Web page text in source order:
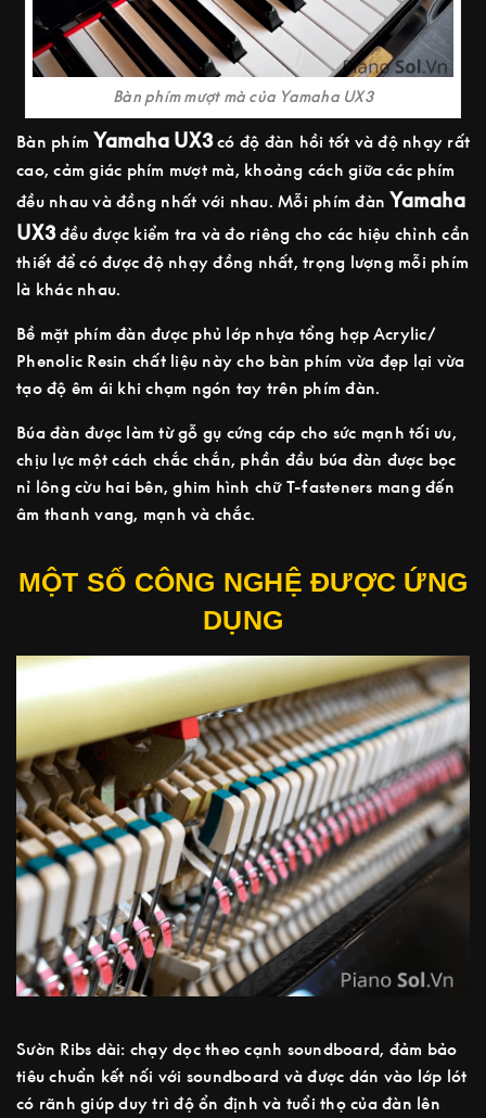
Bàn phím mượt mà của Yamaha UX3
Bàn phím Yamaha UX3có độ đàn hồi tốt và độ nhạy rất
cao, cảm giác phím mượt mà, khoảng cách giữa các phím
đều nhau và đồng nhất với nhau. Mỗi phím đàn Yamaha
UX3đều được kiểm tra và đo riêng cho các hiệu chỉnh cần
thiết để có được độ nhạy đồng nhất, trọng lượng mỗi phím
là khác nhau.
Bề mặt phím đàn được phủ lớp nhựa tổng hợp Acrylic/
Phenolic Resin chất liệu này cho bàn phím vừa đẹp lại vừa
tạo độ êm ái khi chạm ngón tay trên phím đàn.
Búa đàn được làm từ gỗ gụ cứng cáp cho sức mạnh tối ưu,
chịu lực một cách chắc chắn, phần đầu búa đàn được bọc
nỉ lông cừu hai bên, ghim hình chữ T-fasteners mang đến
âm thanh vang, mạnh và chắc.
MỘT SỐ CÔNG NGHỆ ĐƯỢC ỨNG
DỤNG
Sườn Ribs dài: chạy dọc theo cạnh soundboard, đảm bảo
tiêu chuẩn kết nối với soundboard và được dán vào lớp lót
có rãnh giúp duy trì độ ổn định và tuổi thọ của đàn lên